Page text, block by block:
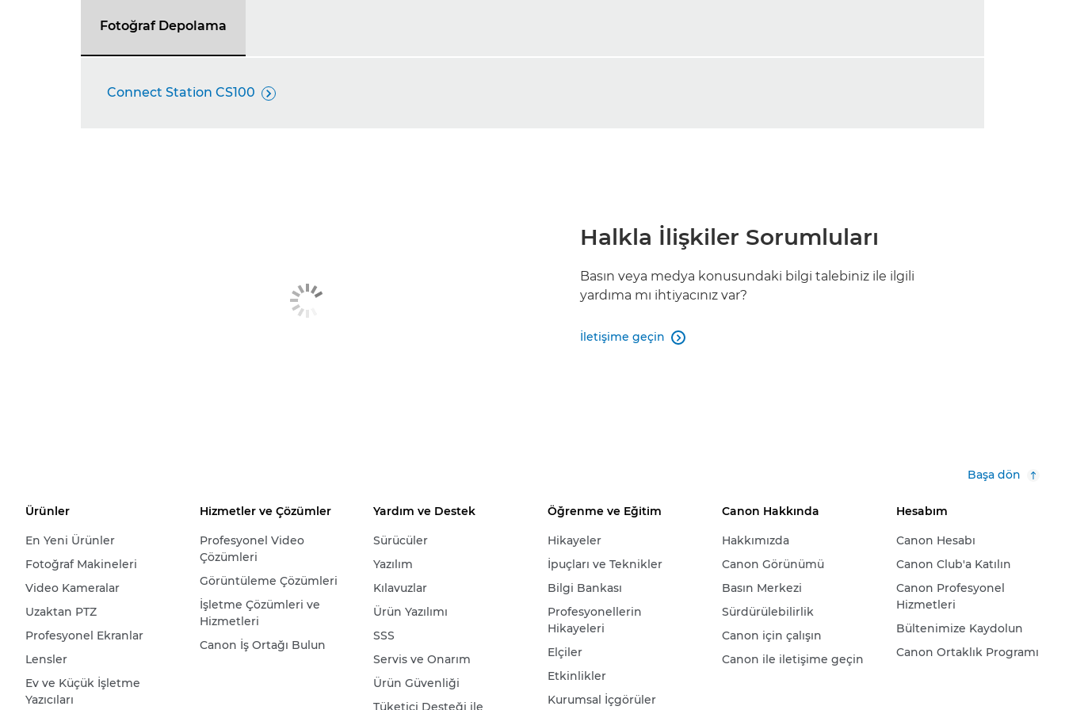
Fotoğraf Depolama
Connect Station CS100 
Halkla İlişkiler Sorumluları
Basın veya medya konusundaki bilgi talebiniz ile ilgili
yardıma mı ihtiyacınız var?
İletişime geçin 
Başa dön
Ürünler
En Yeni Ürünler
Fotoğraf Makineleri
Video Kameralar
Uzaktan PTZ
Profesyonel Ekranlar
Lensler
Ev ve Küçük İşletme
Yazıcıları
Hizmetler ve Çözümler
Profesyonel Video
Çözümleri
Görüntüleme Çözümleri
İşletme Çözümleri ve
Hizmetleri
Canon İş Ortağı Bulun
Yardım ve Destek
Sürücüler
Yazılım
Kılavuzlar
Ürün Yazılımı
SSS
Servis ve Onarım
Ürün Güvenliği
Tüketici Desteği ile
Öğrenme ve Eğitim
Hikayeler
İpuçları ve Teknikler
Bilgi Bankası
Profesyonellerin
Hikayeleri
Elçiler
Etkinlikler
Kurumsal İçgörüler
Canon Hakkında
Hakkımızda
Canon Görünümü
Basın Merkezi
Sürdürülebilirlik
Canon için çalışın
Canon ile iletişime geçin
Hesabım
Canon Hesabı
Canon Club'a Katılın
Canon Profesyonel
Hizmetleri
Bültenimize Kaydolun
Canon Ortaklık Programı